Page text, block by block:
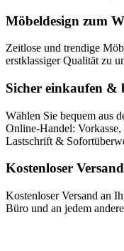
Möbeldesign zum
Zeitlose und trendige
erstklassiger Qualität zu
Sicher einkaufen &
Wählen Sie bequem aus
Online-Handel:
Lastschrift &
Kostenloser Versand
Kostenloser Versand an
Büro und an jedem